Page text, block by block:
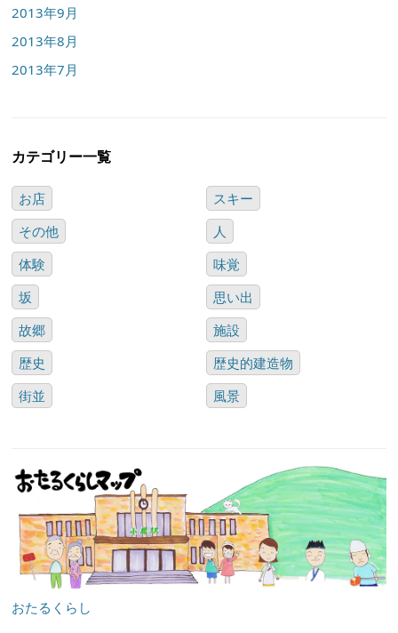
2013年9月
2013年8月
2013年7月
カテゴリー一覧
お店
スキー
その他
人
体験
味覚
坂
思い出
故郷
施設
歴史
歴史的建造物
街並
風景
おたるくらし